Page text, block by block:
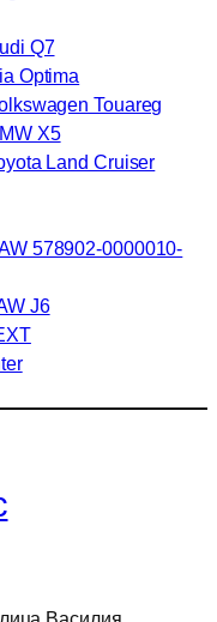
Q7
Optima
Touareg
X5
Land Cruiser
578902-0000010-
J6